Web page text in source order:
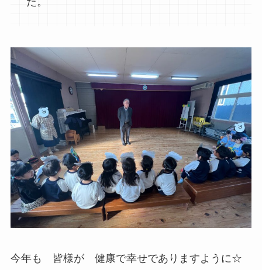
今年も 皆様が 健康で幸せでありますように☆